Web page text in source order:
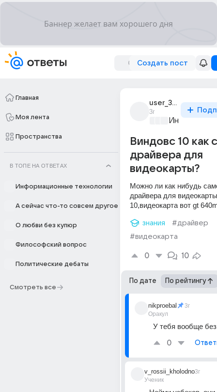
Создать пост
Главная
Моя лента
Пространства
В ТОПЕ НА ОТВЕТАХ
Информационные технологии
А сейчас что-то совсем другое
О любви без купюр
Философский вопрос
Политические дебаты
Смотреть все
user_303700460
3г
Виндовс 10 как
драйвера для
видеокарты?
Можно ли как нибудь
драйвера для
10,видеокарта вот gt
знания
#драйвер
#видеокарта
0 10
По дате По рейтингу
nikproebal
Оракул
3г
У тебя вообще
0
v_rossii_kholodno
Ученик
3г